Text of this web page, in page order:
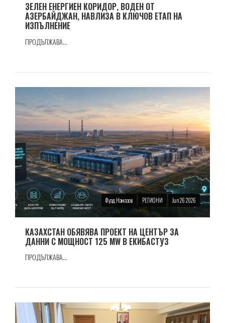
ЗЕЛЕН ЕНЕРГИЕН КОРИДОР, ВОДЕН ОТ
АЗЕРБАЙДЖАН, НАВЛИЗА В КЛЮЧОВ ЕТАП НА
ИЗПЪЛНЕНИЕ
ПРОДЪЛЖАВА...
Фуад Намазов РЕГИОНИ Jun 26 2026
КАЗАХСТАН ОБЯВЯВА ПРОЕКТ НА ЦЕНТЪР ЗА
ДАННИ С МОЩНОСТ 125 MW В ЕКИБАСТУЗ
ПРОДЪЛЖАВА...